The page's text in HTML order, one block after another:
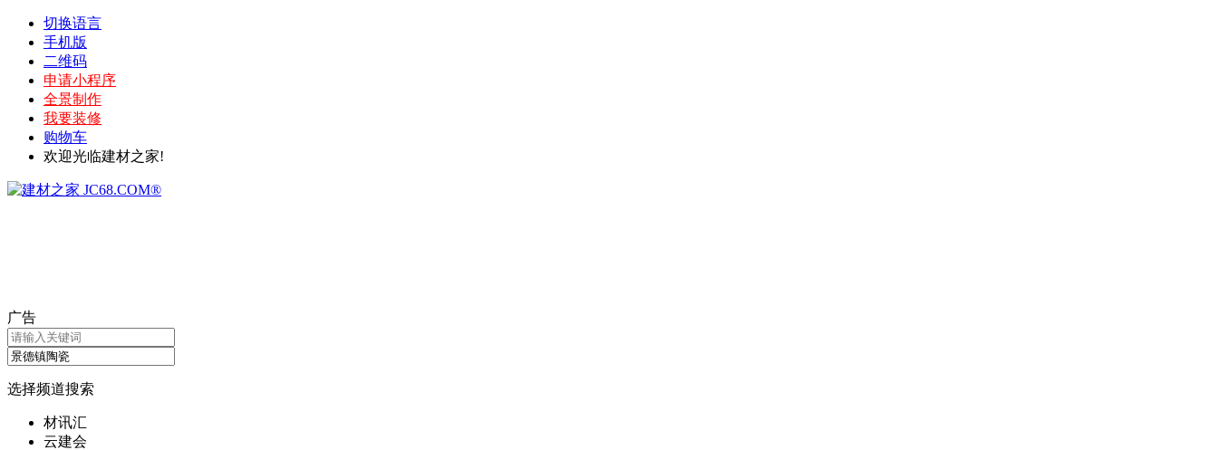
切换语言
手机版
二维码
申请小程序
全景制作
我要装修
购物车
欢迎光临建材之家!
广告
选择频道搜索
材讯汇
云建会